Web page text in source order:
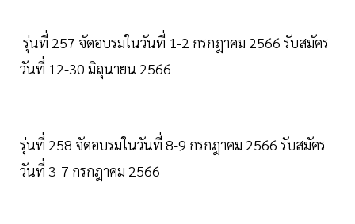
รุ่นที่ 257 จัดอบรมในวันที่ 1-2 กรกฎาคม 2566 รับสมัคร
วันที่ 12-30 มิถุนายน 2566
รุ่นที่ 258 จัดอบรมในวันที่ 8-9 กรกฎาคม 2566 รับสมัคร
วันที่ 3-7 กรกฎาคม 2566